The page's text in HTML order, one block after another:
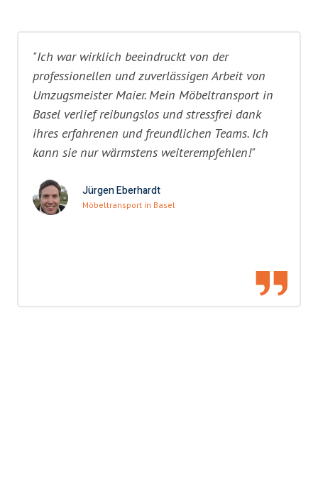
"Ich war wirklich beeindruckt von der
professionellen und zuverlässigen Arbeit von
Umzugsmeister Maier. Mein Möbeltransport in
Basel verlief reibungslos und stressfrei dank
ihres erfahrenen und freundlichen Teams. Ich
kann sie nur wärmstens weiterempfehlen!"
Jürgen Eberhardt
Möbeltransport in Basel